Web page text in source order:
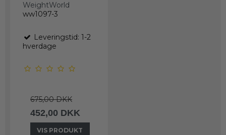
WeightWorld
ww1097-3
Leveringstid: 1-2
hverdage
675,00 DKK
452,00 DKK
VIS PRODUKT